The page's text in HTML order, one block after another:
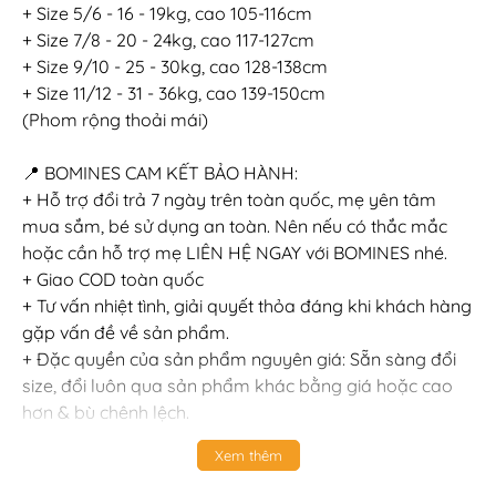
+ Size 5/6 - 16 - 19kg, cao 105-116cm
+ Size 7/8 - 20 - 24kg, cao 117-127cm
+ Size 9/10 - 25 - 30kg, cao 128-138cm
+ Size 11/12 - 31 - 36kg, cao 139-150cm
(Phom rộng thoải mái)
📍 BOMINES CAM KẾT BẢO HÀNH:
+ Hỗ trợ đổi trả 7 ngày trên toàn quốc, mẹ yên tâm
mua sắm, bé sử dụng an toàn. Nên nếu có thắc mắc
hoặc cần hỗ trợ mẹ LIÊN HỆ NGAY với BOMINES nhé.
+ Giao COD toàn quốc
+ Tư vấn nhiệt tình, giải quyết thỏa đáng khi khách hàng
gặp vấn đề về sản phẩm.
+ Đặc quyền của sản phẩm nguyên giá: Sẵn sàng đổi
size, đổi luôn qua sản phẩm khác bằng giá hoặc cao
hơn & bù chênh lệch.
+ Sản phẩm đổi trả phải còn nguyên mác, chưa qua sử
dụng, giặt tẩy, không bị bẩn hoặc bị hư hỏng bởi các
Xem thêm